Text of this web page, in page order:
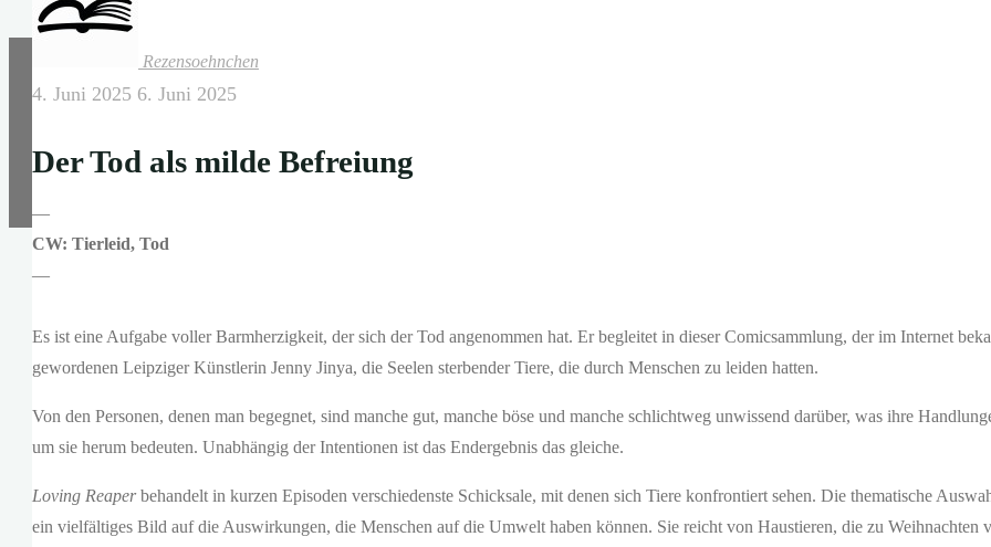
Rezensoehnchen
4. Juni 2025 6. Juni 2025
Der Tod als milde Befreiung
—
CW: Tierleid, Tod
—
Es ist eine Aufgabe voller Barmherzigkeit, der sich der Tod angenommen hat. Er begleitet in dieser Comicsammlung, der im Internet
gewordenen Leipziger Künstlerin Jenny Jinya, die Seelen sterbender Tiere, die durch Menschen zu leiden hatten.
Von den Personen, denen man begegnet, sind manche gut, manche böse und manche schlichtweg unwissend darüber, was ihre
um sie herum bedeuten. Unabhängig der Intentionen ist das Endergebnis das gleiche.
Loving Reaperbehandelt in kurzen Episoden verschiedenste Schicksale, mit denen sich Tiere konfrontiert sehen. Die thematische
ein vielfältiges Bild auf die Auswirkungen, die Menschen auf die Umwelt haben können. Sie reicht von Haustieren, die zu Weihnachten